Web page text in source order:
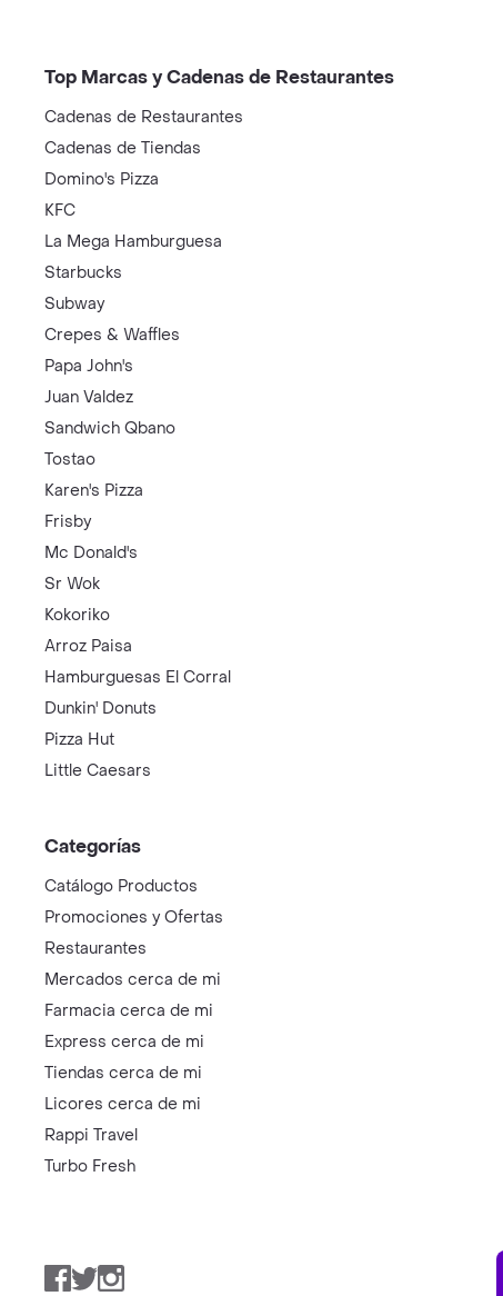
Top Marcas y Cadenas de Restaurantes
Cadenas de Restaurantes
Cadenas de Tiendas
Domino's Pizza
KFC
La Mega Hamburguesa
Starbucks
Subway
Crepes & Waffles
Papa John's
Juan Valdez
Sandwich Qbano
Tostao
Karen's Pizza
Frisby
Mc Donald's
Sr Wok
Kokoriko
Arroz Paisa
Hamburguesas El Corral
Dunkin' Donuts
Pizza Hut
Little Caesars
Categorías
Catálogo Productos
Promociones y Ofertas
Restaurantes
Mercados cerca de mi
Farmacia cerca de mi
Express cerca de mi
Tiendas cerca de mi
Licores cerca de mi
Rappi Travel
Turbo Fresh
Facebook
TwitterInstagram